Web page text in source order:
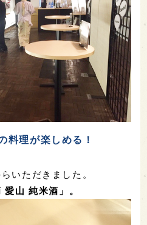
料理が楽しめる！
いただきました。
山 純米酒」。